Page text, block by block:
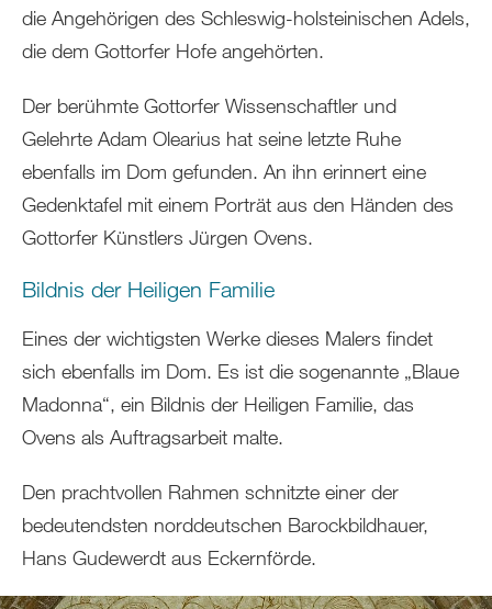
die Angehörigen des Schleswig-holsteinischen Adels,
die dem Gottorfer Hofe angehörten.
Der berühmte Gottorfer Wissenschaftler und
Gelehrte Adam Olearius hat seine letzte Ruhe
ebenfalls im Dom gefunden. An ihn erinnert eine
Gedenktafel mit einem Porträt aus den Händen des
Gottorfer Künstlers Jürgen Ovens.
Bildnis der Heiligen Familie
Eines der wichtigsten Werke dieses Malers findet
sich ebenfalls im Dom. Es ist die sogenannte „Blaue
Madonna“, ein Bildnis der Heiligen Familie, das
Ovens als Auftragsarbeit malte.
Den prachtvollen Rahmen schnitzte einer der
bedeutendsten norddeutschen Barockbildhauer,
Hans Gudewerdt aus Eckernförde.